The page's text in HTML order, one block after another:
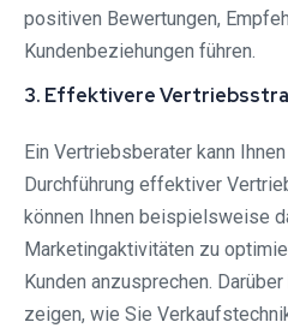
positiven Bewertungen,
Kundenbeziehungen führen.
3. Effektivere
Ein Vertriebsberater kann
Durchführung effektiver
können Ihnen beispielsweise
Marketingaktivitäten zu
Kunden anzusprechen.
zeigen, wie Sie